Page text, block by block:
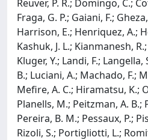
Reuver, P. R.; Domingo, C.;
Fraga, G. P.; Gaiani, F.;
Harrison, E.; Henriquez, A.;
Kashuk, J. L.; Kianmanesh,
Kluger, Y.; Landi, F.; Langella,
B.; Luciani, A.; Machado, F.;
Mefire, A. C.; Hiramatsu, K.;
Planells, M.; Peitzman, A. B.;
Pereira, B. M.; Pessaux, P.;
Rizoli, S.; Portigliotti, L.;